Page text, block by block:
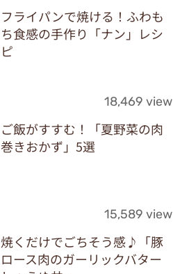
フライパンで焼ける！ふわも
ち食感の手作り「ナン」レシ
ピ
18,469 view
ご飯がすすむ！「夏野菜の肉
巻きおかず」5選
15,589 view
焼くだけでごちそう感♪「豚
ロース肉のガーリックバター